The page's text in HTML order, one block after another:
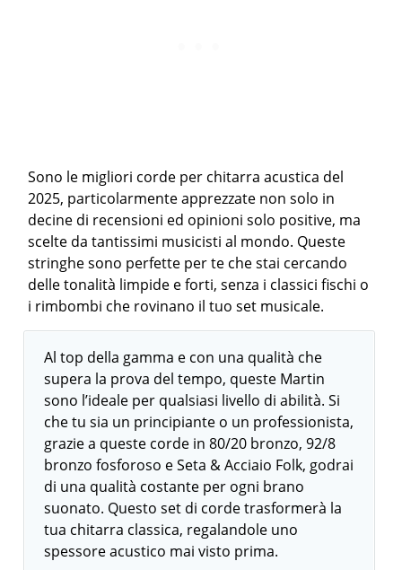
Sono le migliori corde per chitarra acustica del
2025, particolarmente apprezzate non solo in
decine di recensioni ed opinioni solo positive, ma
scelte da tantissimi musicisti al mondo. Queste
stringhe sono perfette per te che stai cercando
delle tonalità limpide e forti, senza i classici fischi o
i rimbombi che rovinano il tuo set musicale.
Al top della gamma e con una qualità che
supera la prova del tempo, queste Martin
sono l’ideale per qualsiasi livello di abilità. Si
che tu sia un principiante o un professionista,
grazie a queste corde in 80/20 bronzo, 92/8
bronzo fosforoso e Seta & Acciaio Folk, godrai
di una qualità costante per ogni brano
suonato. Questo set di corde trasformerà la
tua chitarra classica, regalandole uno
spessore acustico mai visto prima.